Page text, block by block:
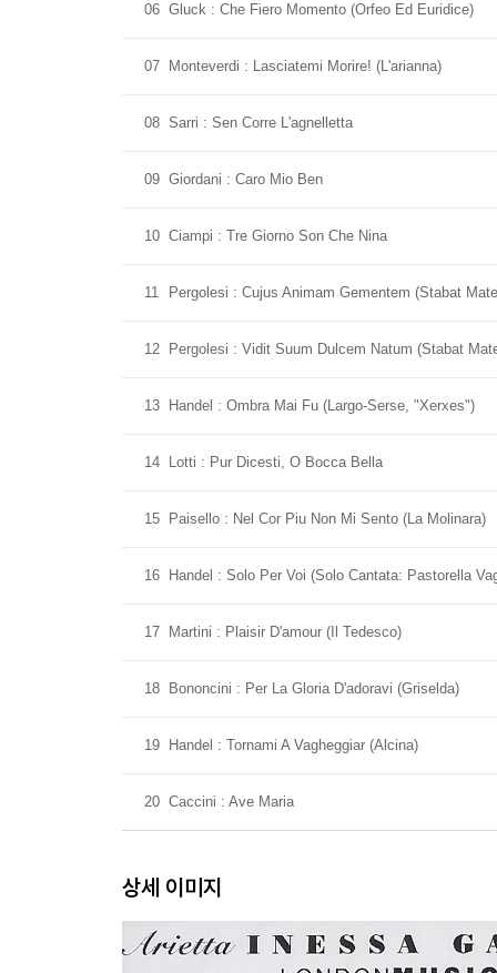
06 Gluck : Che Fiero Momento (Orfeo Ed Euridice)
07 Monteverdi : Lasciatemi Morire! (L'arianna)
08 Sarri : Sen Corre L'agnelletta
09 Giordani : Caro Mio Ben
10 Ciampi : Tre Giorno Son Che Nina
11 Pergolesi : Cujus Animam Gementem (Stabat
12 Pergolesi : Vidit Suum Dulcem Natum (Stabat
13 Handel : Ombra Mai Fu (Largo-Serse, "Xerxes")
14 Lotti : Pur Dicesti, O Bocca Bella
15 Paisello : Nel Cor Piu Non Mi Sento (La Molinara)
16 Handel : Solo Per Voi (Solo Cantata: Pastorella
17 Martini : Plaisir D'amour (Il Tedesco)
18 Bononcini : Per La Gloria D'adoravi (Griselda)
19 Handel : Tornami A Vagheggiar (Alcina)
20 Caccini : Ave Maria
상세 이미지